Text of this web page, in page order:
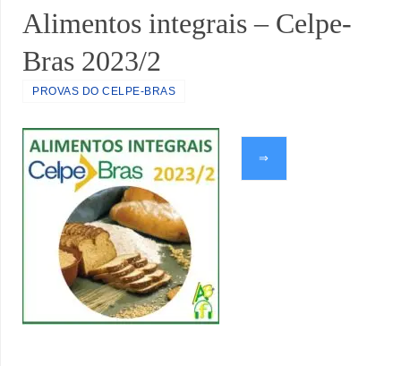
Alimentos integrais – Celpe-
Bras 2023/2
PROVAS DO CELPE-BRAS
⇒